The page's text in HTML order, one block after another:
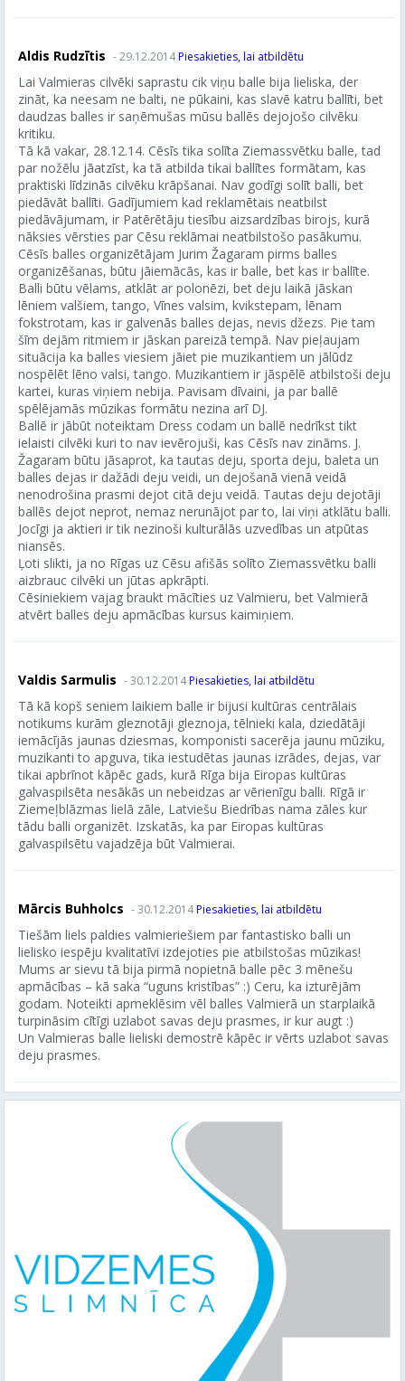
Aldis Rudzītis - 29.12.2014Piesakieties, lai atbildētu
Lai Valmieras cilvēki saprastu cik viņu balle bija lieliska, der
zināt, ka neesam ne balti, ne pūkaini, kas slavē katru ballīti, bet
daudzas balles ir saņēmušas mūsu ballēs dejojošo cilvēku
kritiku.
Tā kā vakar, 28.12.14. Cēsīs tika solīta Ziemassvētku balle, tad
par nožēlu jāatzīst, ka tā atbilda tikai ballītes formātam, kas
praktiski līdzinās cilvēku krāpšanai. Nav godīgi solīt balli, bet
piedāvāt ballīti. Gadījumiem kad reklamētais neatbilst
piedāvājumam, ir Patērētāju tiesību aizsardzības birojs, kurā
nāksies vērsties par Cēsu reklāmai neatbilstošo pasākumu.
Cēsīs balles organizētājam Jurim Žagaram pirms balles
organizēšanas, būtu jāiemācās, kas ir balle, bet kas ir ballīte.
Balli būtu vēlams, atklāt ar polonēzi, bet deju laikā jāskan
lēniem valšiem, tango, Vīnes valsim, kvikstepam, lēnam
fokstrotam, kas ir galvenās balles dejas, nevis džezs. Pie tam
šīm dejām ritmiem ir jāskan pareizā tempā. Nav pieļaujam
situācija ka balles viesiem jāiet pie muzikantiem un jālūdz
nospēlēt lēno valsi, tango. Muzikantiem ir jāspēlē atbilstoši deju
kartei, kuras viņiem nebija. Pavisam dīvaini, ja par ballē
spēlējamās mūzikas formātu nezina arī DJ.
Ballē ir jābūt noteiktam Dress codam un ballē nedrīkst tikt
ielaisti cilvēki kuri to nav ievērojuši, kas Cēsīs nav zināms. J.
Žagaram būtu jāsaprot, ka tautas deju, sporta deju, baleta un
balles dejas ir dažādi deju veidi, un dejošanā vienā veidā
nenodrošina prasmi dejot citā deju veidā. Tautas deju dejotāji
ballēs dejot neprot, nemaz nerunājot par to, lai viņi atklātu balli.
Jocīgi ja aktieri ir tik nezinoši kulturālās uzvedības un atpūtas
niansēs.
Ļoti slikti, ja no Rīgas uz Cēsu afišās solīto Ziemassvētku balli
aizbrauc cilvēki un jūtas apkrāpti.
Cēsiniekiem vajag braukt mācīties uz Valmieru, bet Valmierā
atvērt balles deju apmācības kursus kaimiņiem.
Valdis Sarmulis - 30.12.2014Piesakieties, lai atbildētu
Tā kā kopš seniem laikiem balle ir bijusi kultūras centrālais
notikums kurām gleznotāji gleznoja, tēlnieki kala, dziedātāji
iemācījās jaunas dziesmas, komponisti sacerēja jaunu mūziku,
muzikanti to apguva, tika iestudētas jaunas izrādes, dejas, var
tikai apbrīnot kāpēc gads, kurā Rīga bija Eiropas kultūras
galvaspilsēta nesākās un nebeidzas ar vērienīgu balli. Rīgā ir
Ziemeļblāzmas lielā zāle, Latviešu Biedrības nama zāles kur
tādu balli organizēt. Izskatās, ka par Eiropas kultūras
galvaspilsētu vajadzēja būt Valmierai.
Mārcis Buhholcs - 30.12.2014Piesakieties, lai atbildētu
Tiešām liels paldies valmieriešiem par fantastisko balli un
lielisko iespēju kvalitatīvi izdejoties pie atbilstošas mūzikas!
Mums ar sievu tā bija pirmā nopietnā balle pēc 3 mēnešu
apmācības – kā saka “uguns kristības” :) Ceru, ka izturējām
godam. Noteikti apmeklēsim vēl balles Valmierā un starplaikā
turpināsim cītīgi uzlabot savas deju prasmes, ir kur augt :)
Un Valmieras balle lieliski demostrē kāpēc ir vērts uzlabot savas
deju prasmes.